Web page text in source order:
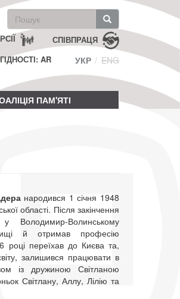
Пошукова
форма
Пошук СПІВПРАЦЯ
AR
УКР ENG
ПАМ'ЯТІ
народився 1 січня 1948
області. Після закінчення
Володимир-Волинському
й отримав професію
році переїхав до Києва та,
залишився працювати в
із дружиною Світланою
Світлану, Аллу, Лілію та